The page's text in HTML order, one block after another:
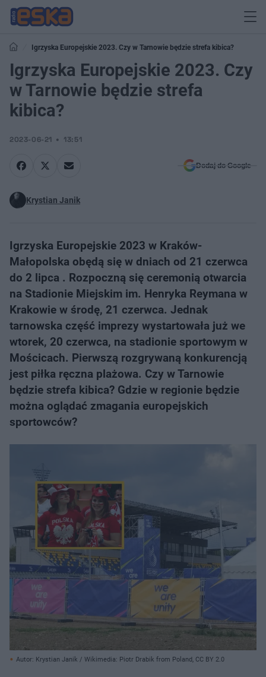
Igrzyska Europejskie 2023. Czy w Tarnowie będzie strefa kibica?
Igrzyska Europejskie 2023. Czy
w Tarnowie będzie strefa
kibica?
2023-06-21 13:51
Dodaj do Google
Krystian Janik
Igrzyska Europejskie 2023 w Kraków-
Małopolska obędą się w dniach od 21 czerwca
do 2 lipca . Rozpoczną się ceremonią otwarcia
na Stadionie Miejskim im. Henryka Reymana w
Krakowie w środę, 21 czerwca. Jednak
tarnowska część imprezy wystartowała już we
wtorek, 20 czerwca, na stadionie sportowym w
Mościcach. Pierwszą rozgrywaną konkurencją
jest piłka ręczna plażowa. Czy w Tarnowie
będzie strefa kibica? Gdzie w regionie będzie
można oglądać zmagania europejskich
sportowców?
Autor: Krystian Janik / Wikimedia: Piotr Drabik from Poland, CC BY 2.0